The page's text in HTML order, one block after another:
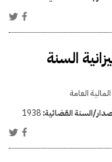
السنة
المالية العامة
السنة القضائية:1938